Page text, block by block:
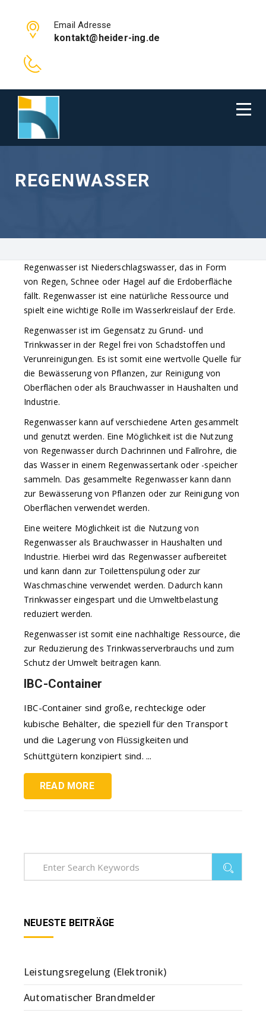
Email Adresse
kontakt@heider-ing.de
REGENWASSER
Regenwasser ist Niederschlagswasser, das in Form
von Regen, Schnee oder Hagel auf die Erdoberfläche
fällt. Regenwasser ist eine natürliche Ressource und
spielt eine wichtige Rolle im Wasserkreislauf der Erde.
Regenwasser ist im Gegensatz zu Grund- und
Trinkwasser in der Regel frei von Schadstoffen und
Verunreinigungen. Es ist somit eine wertvolle Quelle für
die Bewässerung von Pflanzen, zur Reinigung von
Oberflächen oder als Brauchwasser in Haushalten und
Industrie.
Regenwasser kann auf verschiedene Arten gesammelt
und genutzt werden. Eine Möglichkeit ist die Nutzung
von Regenwasser durch Dachrinnen und Fallrohre, die
das Wasser in einem Regenwassertank oder -speicher
sammeln. Das gesammelte Regenwasser kann dann
zur Bewässerung von Pflanzen oder zur Reinigung von
Oberflächen verwendet werden.
Eine weitere Möglichkeit ist die Nutzung von
Regenwasser als Brauchwasser in Haushalten und
Industrie. Hierbei wird das Regenwasser aufbereitet
und kann dann zur Toilettenspülung oder zur
Waschmaschine verwendet werden. Dadurch kann
Trinkwasser eingespart und die Umweltbelastung
reduziert werden.
Regenwasser ist somit eine nachhaltige Ressource, die
zur Reduzierung des Trinkwasserverbrauchs und zum
Schutz der Umwelt beitragen kann.
IBC-Container
IBC-Container sind große, rechteckige oder
kubische Behälter, die speziell für den Transport
und die Lagerung von Flüssigkeiten und
Schüttgütern konzipiert sind. ...
READ MORE
NEUESTE BEITRÄGE
Leistungsregelung (Elektronik)
Automatischer Brandmelder